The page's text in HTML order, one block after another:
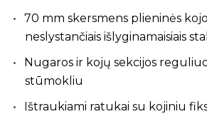
70 mm skersmens plieninės
neslystančiais išlyginamaisiais
Nugaros ir kojų sekcijos
stūmokliu
Ištraukiami ratukai su kojiniu